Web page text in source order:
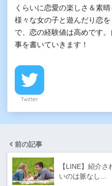
くらいに恋愛の楽しさ＆素
様々な女の子と遊んだり恋
で、恋の経験値は高めです
事を書いていきます！
Twitter
前の記事
【LINE】紹介
いのは脈なし…